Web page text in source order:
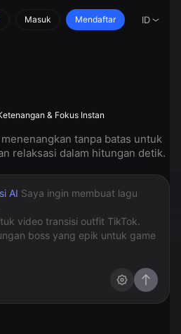
Masuk Mendaftar ID
& Fokus Instan
tanpa batas untuk
relaksasi dalam hitungan detik.
AI